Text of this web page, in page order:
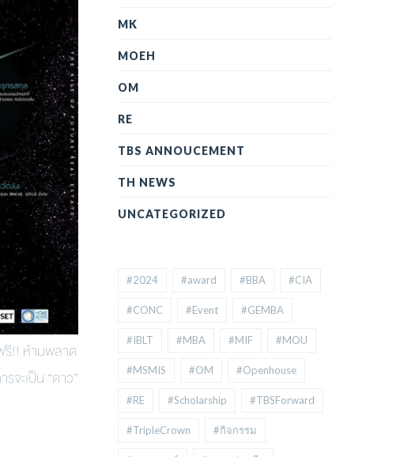
รี!! ห้ามพลาด
ะเป็น “ดาว”
MK
MOEH
OM
RE
TBS ANNOUCEMENT
TH NEWS
UNCATEGORIZED
#2024 #award #BBA #CIA
#CONC #Event #GEMBA
#IBLT #MBA #MIF #MOU
#MSMIS #OM #Openhouse
#RE #Scholarship #TBSForward
#TripleCrown #กิจกรรม